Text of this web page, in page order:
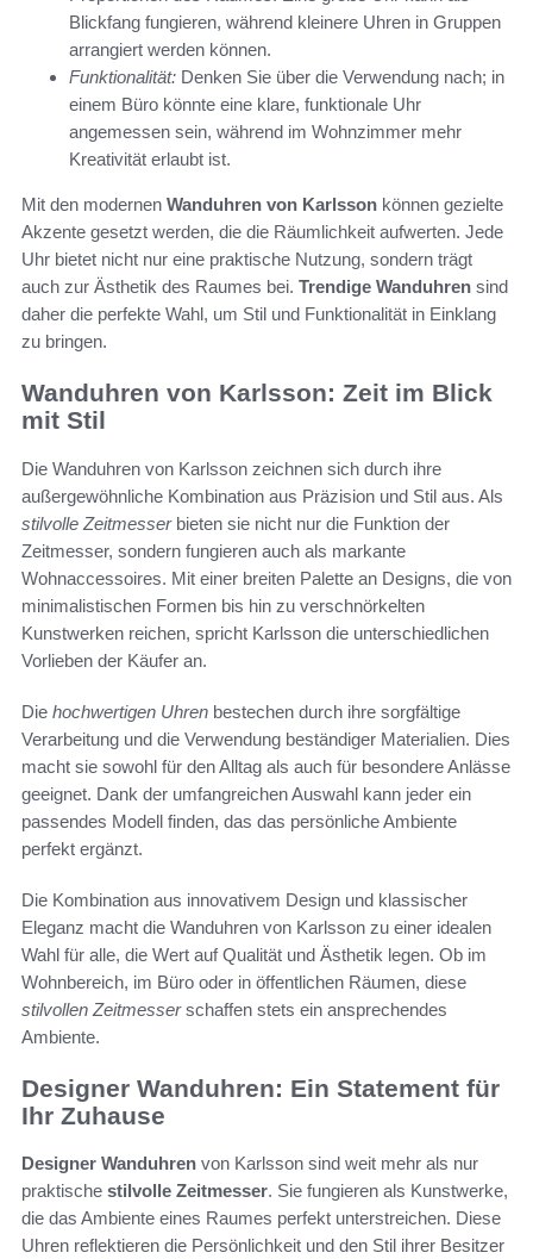
Blickfang fungieren, während kleinere Uhren in Gruppen
arrangiert werden können.
Funktionalität: Denken Sie über die Verwendung nach; in
einem Büro könnte eine klare, funktionale Uhr
angemessen sein, während im Wohnzimmer mehr
Kreativität erlaubt ist.
Mit den modernen Wanduhren von Karlsson können gezielte
Akzente gesetzt werden, die die Räumlichkeit aufwerten. Jede
Uhr bietet nicht nur eine praktische Nutzung, sondern trägt
auch zur Ästhetik des Raumes bei. Trendige Wanduhren sind
daher die perfekte Wahl, um Stil und Funktionalität in Einklang
zu bringen.
Wanduhren von Karlsson: Zeit im Blick
mit Stil
Die Wanduhren von Karlsson zeichnen sich durch ihre
außergewöhnliche Kombination aus Präzision und Stil aus. Als
stilvolle Zeitmesserbieten sie nicht nur die Funktion der
Zeitmesser, sondern fungieren auch als markante
Wohnaccessoires. Mit einer breiten Palette an Designs, die von
minimalistischen Formen bis hin zu verschnörkelten
Kunstwerken reichen, spricht Karlsson die unterschiedlichen
Vorlieben der Käufer an.
Die hochwertigen Uhren bestechen durch ihre sorgfältige
Verarbeitung und die Verwendung beständiger Materialien. Dies
macht sie sowohl für den Alltag als auch für besondere Anlässe
geeignet. Dank der umfangreichen Auswahl kann jeder ein
passendes Modell finden, das das persönliche Ambiente
perfekt ergänzt.
Die Kombination aus innovativem Design und klassischer
Eleganz macht die Wanduhren von Karlsson zu einer idealen
Wahl für alle, die Wert auf Qualität und Ästhetik legen. Ob im
Wohnbereich, im Büro oder in öffentlichen Räumen, diese
stilvollen Zeitmesserschaffen stets ein ansprechendes
Ambiente.
Designer Wanduhren: Ein Statement für
Ihr Zuhause
Designer Wanduhren von Karlsson sind weit mehr als nur
praktische stilvolle Zeitmesser. Sie fungieren als Kunstwerke,
die das Ambiente eines Raumes perfekt unterstreichen. Diese
Uhren reflektieren die Persönlichkeit und den Stil ihrer Besitzer